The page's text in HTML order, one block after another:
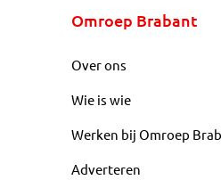
Omroep Brabant
Over ons
Wie is wie
Werken bij Omroep
Adverteren